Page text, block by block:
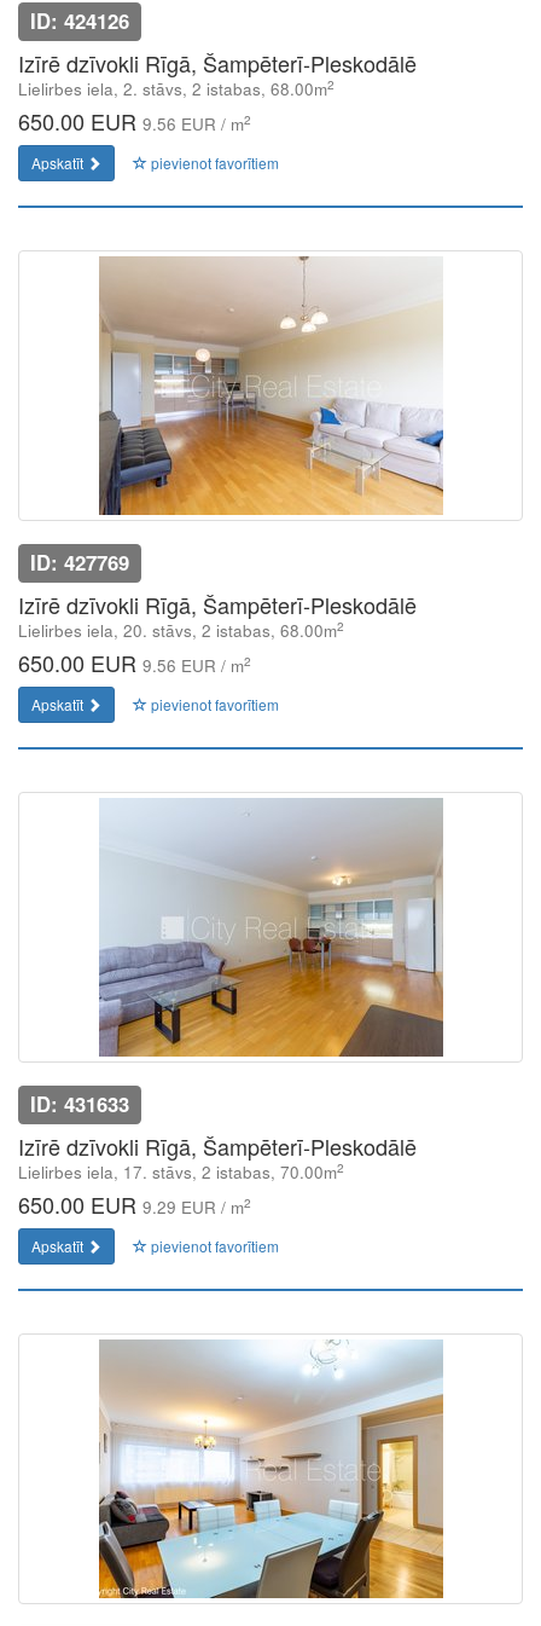
ID: 424126
Izīrē dzīvokli Rīgā, Šampēterī-Pleskodālē
Lielirbes iela, 2. stāvs, 2 istabas, 68.00m2
650.00 EUR 9.56 EUR / m2
Apskatīt pievienot favorītiem
ID: 427769
Izīrē dzīvokli Rīgā, Šampēterī-Pleskodālē
Lielirbes iela, 20. stāvs, 2 istabas, 68.00m2
650.00 EUR 9.56 EUR / m2
Apskatīt pievienot favorītiem
ID: 431633
Izīrē dzīvokli Rīgā, Šampēterī-Pleskodālē
Lielirbes iela, 17. stāvs, 2 istabas, 70.00m2
650.00 EUR 9.29 EUR / m2
Apskatīt pievienot favorītiem